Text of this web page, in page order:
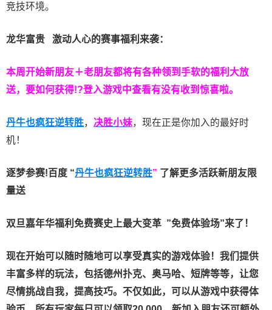
竞技环境。
龙华富贵 激动人心的赛事福利来袭：
本周开始新朋友＋老朋友都将有各种领到手软的福利大放
送，要如何获得!?登入游戏中查看有没有收到惊喜啦。
丹牛也疯狂逆转胜， 决胜小妹，现在正是你加入的最好时
机！
逐梦参赛!百度 “丹牛也疯狂逆转胜” 了解更多活跃新朋友限
量送
双旦嘉年华福利 免费赛史上最大变革 ”免费体验场”来了！
现在开始可以随时随地可以享受真实的游戏体验！我们提供
丰富多样的玩法，包括德州扑克、奥马哈、短牌等等，让您
尽情挑战自我，提高技巧。不仅如此， 可以从游戏中获得体